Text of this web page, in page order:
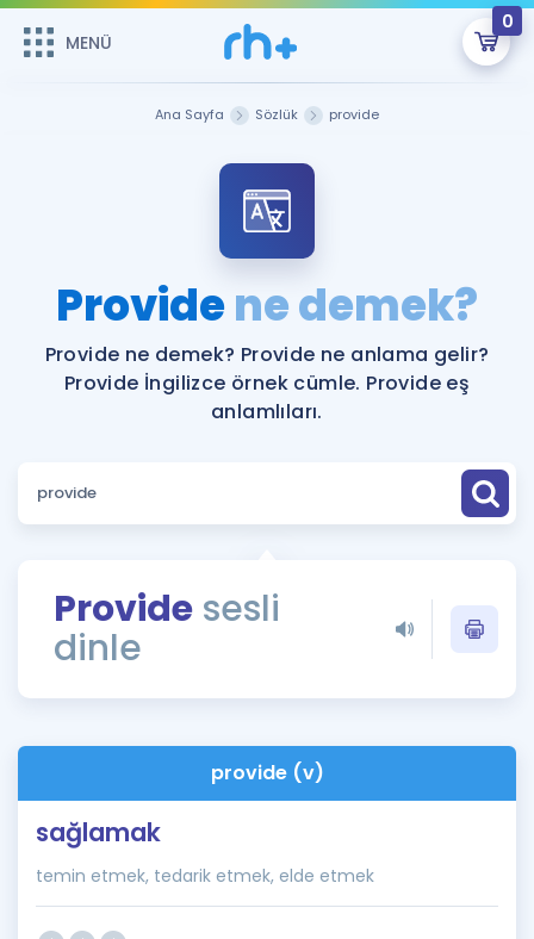
MENÜ
0
ÜYE DEĞİLİM
Sepetin Şu An Boş.
Remzi Hoca ile seni sınava hazırlayacak onlarca eğitim seni
bekliyor!
MENÜ
Faydalı Araçlar
Sözlük
Rehberlik Aracı
ÖSYM Sınav Takvimi
İngilizce Gramer
Hakkımızda
Ana Sayfa Sözlük provide
Providene demek?
Provide ne demek? Provide ne anlama gelir?
Provide İngilizce örnek cümle. Provide eş
anlamlıları.
Provide sesli
dinle
provide (v)
sağlamak
temin etmek, tedarik etmek, elde etmek